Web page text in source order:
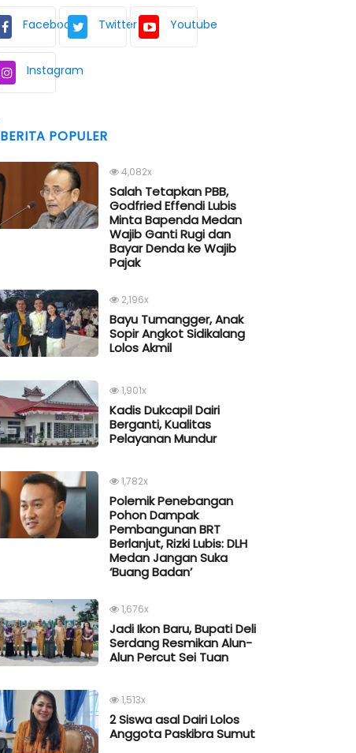
Facebook Twitter Youtube
Instagram
BERITA POPULER
4,082x
Salah Tetapkan PBB,
Godfried Effendi Lubis
Minta Bapenda Medan
Wajib Ganti Rugi dan
Bayar Denda ke Wajib
Pajak
2,196x
Bayu Tumangger, Anak
Sopir Angkot Sidikalang
Lolos Akmil
1,901x
Kadis Dukcapil Dairi
Berganti, Kualitas
Pelayanan Mundur
1,782x
Polemik Penebangan
Pohon Dampak
Pembangunan BRT
Berlanjut, Rizki Lubis: DLH
Medan Jangan Suka
‘Buang Badan’
1,676x
Jadi Ikon Baru, Bupati Deli
Serdang Resmikan Alun-
Alun Percut Sei Tuan
1,513x
2 Siswa asal Dairi Lolos
Anggota Paskibra Sumut